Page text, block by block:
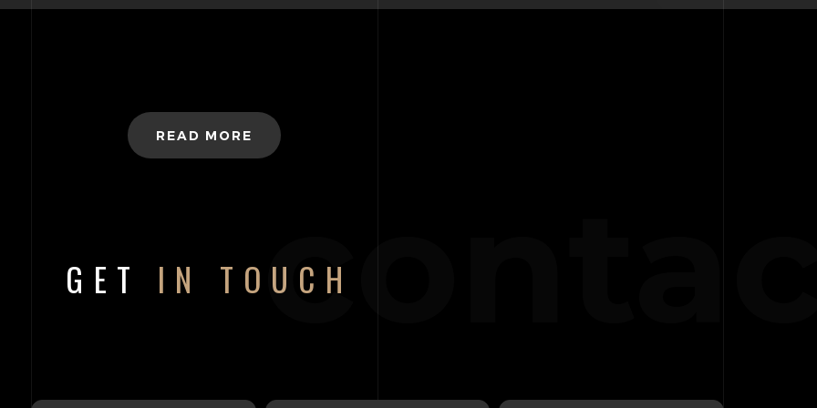
READ MORE
GET IN TOUCH